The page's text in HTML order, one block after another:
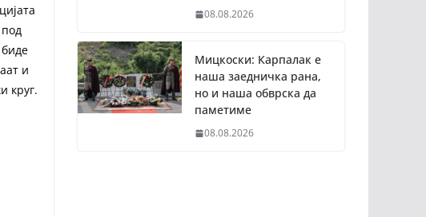
и
круг.
08.08.2026
Мицкоски: Карпалак е
наша заедничка рана,
но и наша обврска да
паметиме
08.08.2026